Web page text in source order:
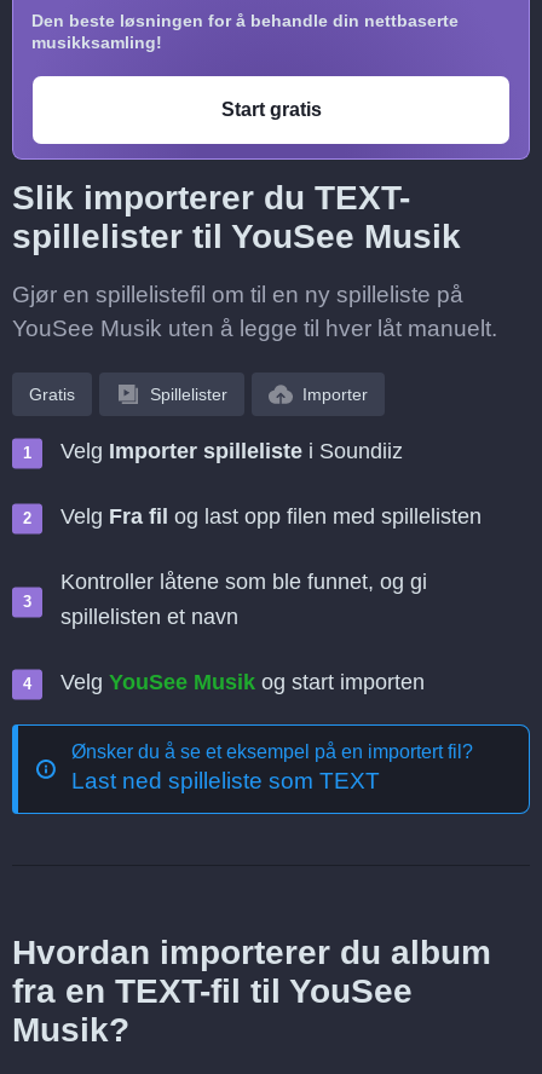
Den beste løsningen for å behandle din nettbaserte
musikksamling!
Start gratis
Slik importerer du TEXT-
spillelister til YouSee Musik
Gjør en spillelistefil om til en ny spilleliste på
YouSee Musik uten å legge til hver låt manuelt.
Gratis Spillelister Importer
Velg Importer spilleliste i Soundiiz
Velg Fra fil og last opp filen med spillelisten
Kontroller låtene som ble funnet, og gi
spillelisten et navn
Velg YouSee Musik og start importen
Ønsker du å se et eksempel på en importert fil?
Last ned spilleliste som TEXT
Hvordan importerer du album
fra en TEXT-fil til YouSee
Musik?